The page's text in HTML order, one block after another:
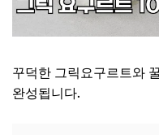
꾸덕한 그릭요구르트와
완성됩니다.